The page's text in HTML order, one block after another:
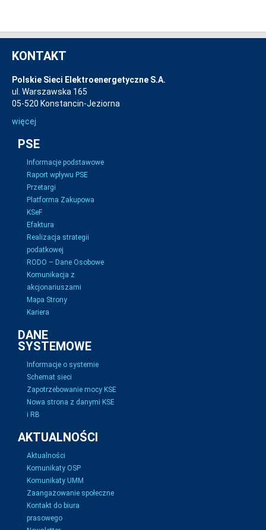
KONTAKT
Polskie Sieci Elektroenergetyczne S.A.
ul. Warszawska 165
05-520 Konstancin-Jeziorna
więcej
PSE
Informacje podstawowe
Raport wpływu PSE
Przetargi
Platforma Zakupowa
KSeF
Efaktura
Realizacja strategii
podatkowej
RODO – Dane Osobowe
Komunikacja z
akcjonariuszami
Mapa Strony
Kariera
DANE
SYSTEMOWE
Informacje o systemie
Schemat sieci
Zapotrzebowanie mocy KSE
Nowa strona z danymi KSE
i RB
AKTUALNOŚCI
Aktualności
Komunikaty OSP
Komunikaty UMM
Zaangażowanie społeczne
Kontakt do biura
prasowego